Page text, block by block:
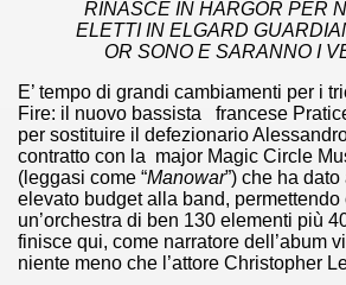
RINASCE IN HARGOR PER
ELETTI IN ELGARD
OR SONO E SARANNO I
E’ tempo di grandi cambiamenti per i
Fire: il nuovo bassista francese
per sostituire il defezionario
contratto con la major Magic Circle
(leggasi come “Manowar”) che ha
elevato budget alla band, permettendo
un’orchestra di ben 130 elementi più
finisce qui, come narratore dell’abum
niente meno che l’attore Christopher
psicopatico assoldato dal potere
Se Ti Piacciono nel mese di
minacce e la vita sotto scorta.
e nel sogno di dominio della
40 milioni di insetti